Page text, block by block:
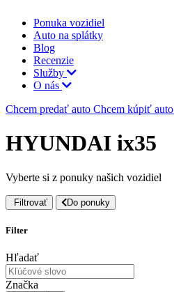
Ponuka vozidiel
Auto na splátky
Blog
Recenzie
Služby
O nás
Chcem predať auto Chcem kúpiť auto
HYUNDAI ix35
Vyberte si z ponuky našich vozidiel
Filtrovať Do ponuky
Filter
Hľadať
Značka